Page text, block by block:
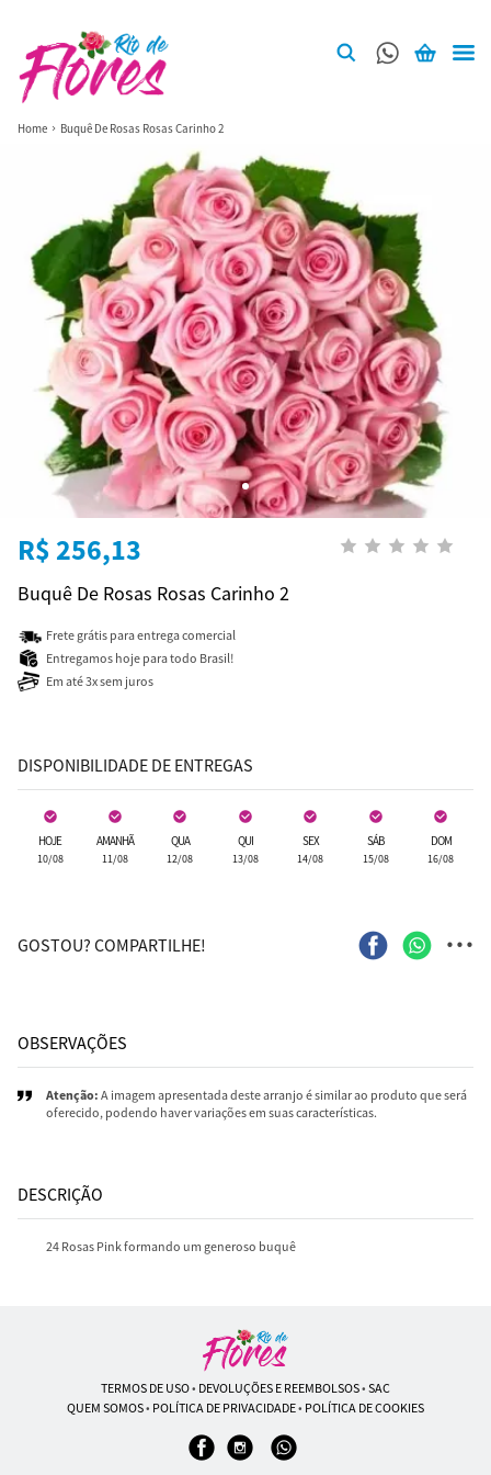
Home Buquê De Rosas Rosas Carinho 2
R$ 256,13
Buquê De Rosas Rosas Carinho 2
Frete grátis para entrega comercial
Entregamos hoje para todo Brasil!
Em até 3x sem juros
DISPONIBILIDADE DE ENTREGAS
HOJE
10/08
AMANHÃ
11/08
QUA
12/08
QUI
13/08
SEX
14/08
SÁB
15/08
DOM
16/08
GOSTOU? COMPARTILHE! ...
OBSERVAÇÕES
Atenção: A imagem apresentada deste arranjo é similar ao produto que será
oferecido, podendo haver variações em suas características.
DESCRIÇÃO
24 Rosas Pink formando um generoso buquê
TERMOS DE USO• DEVOLUÇÕES E REEMBOLSOS• SAC
QUEM SOMOS• POLÍTICA DE PRIVACIDADE• POLÍTICA DE COOKIES